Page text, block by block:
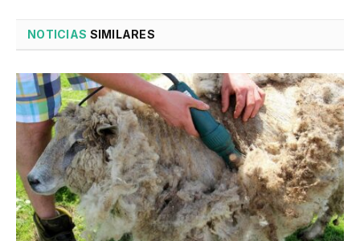
NOTICIAS SIMILARES